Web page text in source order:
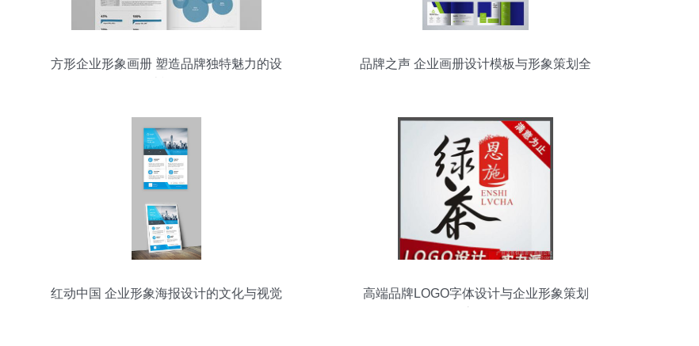
方形企业形象画册 塑造品牌独特魅力的设
品牌之声 企业画册设计模板与形象策划全
红动中国 企业形象海报设计的文化与视觉
高端品牌LOGO字体设计与企业形象策划